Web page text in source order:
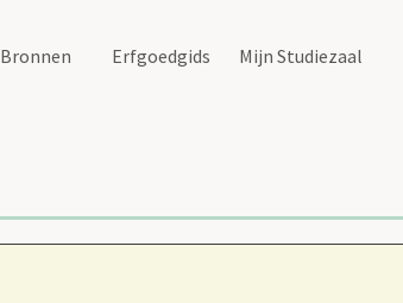
Bronnen Erfgoedgids Mijn Studiezaal